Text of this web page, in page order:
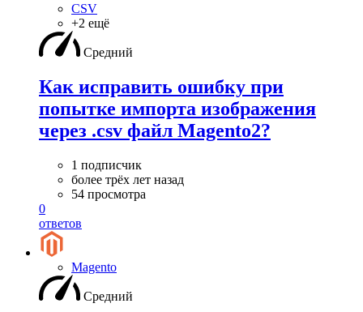
CSV
+2 ещё
Средний
Как исправить ошибку при
попытке импорта изображения
через .csv файл Magento2?
1 подписчик
более трёх лет назад
54 просмотра
0
ответов
Magento
Средний